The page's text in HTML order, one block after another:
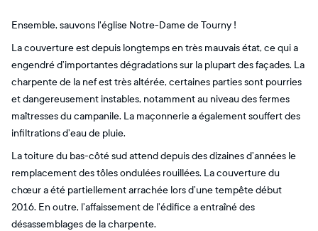
Ensemble, sauvons l'église Notre-Dame de Tourny !
La couverture est depuis longtemps en très mauvais état, ce qui a
engendré d’importantes dégradations sur la plupart des façades. La
charpente de la nef est très altérée, certaines parties sont pourries
et dangereusement instables, notamment au niveau des fermes
maîtresses du campanile. La maçonnerie a également souffert des
infiltrations d’eau de pluie.
La toiture du bas-côté sud attend depuis des dizaines d’années le
remplacement des tôles ondulées rouillées. La couverture du
chœur a été partiellement arrachée lors d’une tempête début
2016. En outre, l’affaissement de l’édifice a entraîné des
désassemblages de la charpente.